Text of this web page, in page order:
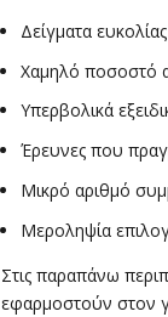
Δείγματα
Χαμηλό ποσοστό
Υπερβολικά
Έρευνες που
Μικρό αριθμό
Μεροληψία
Στις παραπάνω
εφαρμοστούν στον